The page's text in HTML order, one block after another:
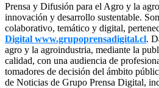
Prensa y Difusión para el Agro y la
innovación y desarrollo sustentable.
colaborativo, temático y digital,
Digital www.grupoprensadigital.cl.
agro y la agroindustria, mediante la
calidad, con una audiencia de
tomadores de decisión del ámbito
de Noticias de Grupo Prensa Digital,